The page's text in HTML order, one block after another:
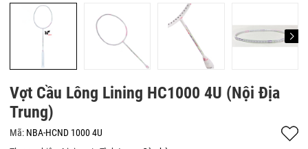
Vợt Cầu Lông Lining HC1000 4U (Nội Địa
Trung)
Mã: NBA-HCND 1000 4U